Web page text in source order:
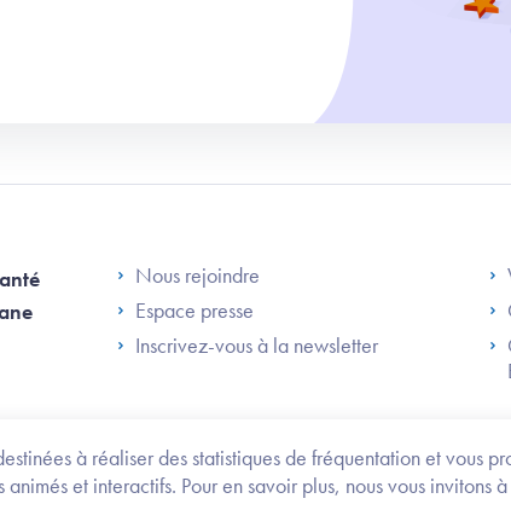
à réaliser des statistiques de fréquentation et vous
et interactifs. Pour en savoir plus, nous vous
Footer Left ANS
Nous rejoindre
Espace presse
Inscrivez-vous à la newsletter